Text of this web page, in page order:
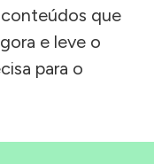
conteúdos que
e leve o
para o